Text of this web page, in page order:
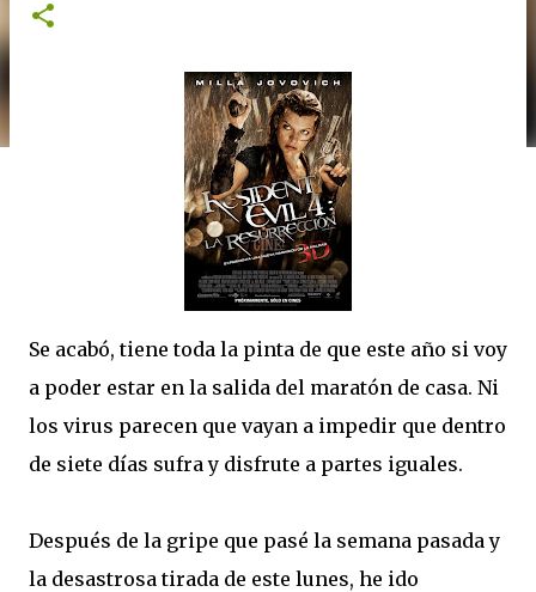
Se acabó, tiene toda la pinta de que este año si voy
a poder estar en la salida del maratón de casa. Ni
los virus parecen que vayan a impedir que dentro
de siete días sufra y disfrute a partes iguales.
Después de la gripe que pasé la semana pasada y
la desastrosa tirada de este lunes, he ido